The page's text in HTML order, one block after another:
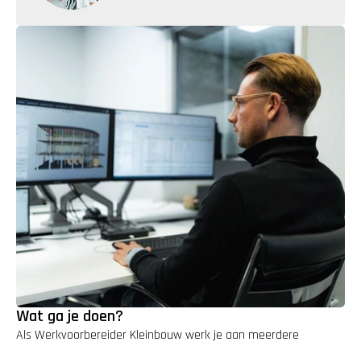
Wat ga je doen?
Als Werkvoorbereider Kleinbouw werk je aan meerdere